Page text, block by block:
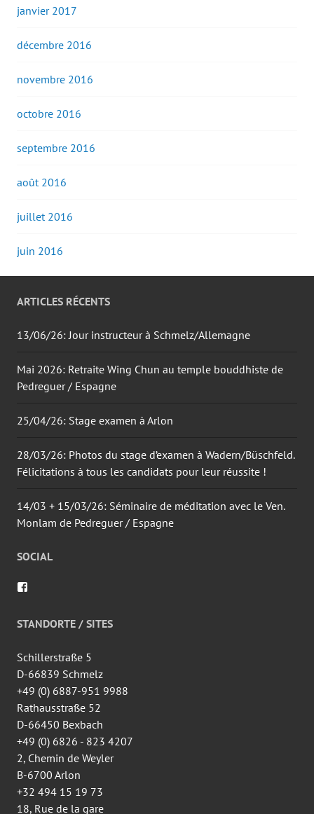
janvier 2017
décembre 2016
novembre 2016
octobre 2016
septembre 2016
août 2016
juillet 2016
juin 2016
ARTICLES RÉCENTS
13/06/26: Jour instructeur à Schmelz/Allemagne
Mai 2026: Retraite Wing Chun au temple bouddhiste de
Pedreguer / Espagne
25/04/26: Stage examen à Arlon
28/03/26: Photos du stage d’examen à Wadern/Büschfeld.
Félicitations à tous les candidats pour leur réussite !
14/03 + 15/03/26: Séminaire de méditation avec le Ven.
Monlam de Pedreguer / Espagne
SOCIAL
de
wingtsun.arlon
Facebook
STANDORTE / SITES
Schillerstraße 5
D-66839 Schmelz
+49 (0) 6887-951 9988
Rathausstraße 52
D-66450 Bexbach
+49 (0) 6826 - 823 4207
2, Chemin de Weyler
B-6700 Arlon
+32 494 15 19 73
18, Rue de la gare